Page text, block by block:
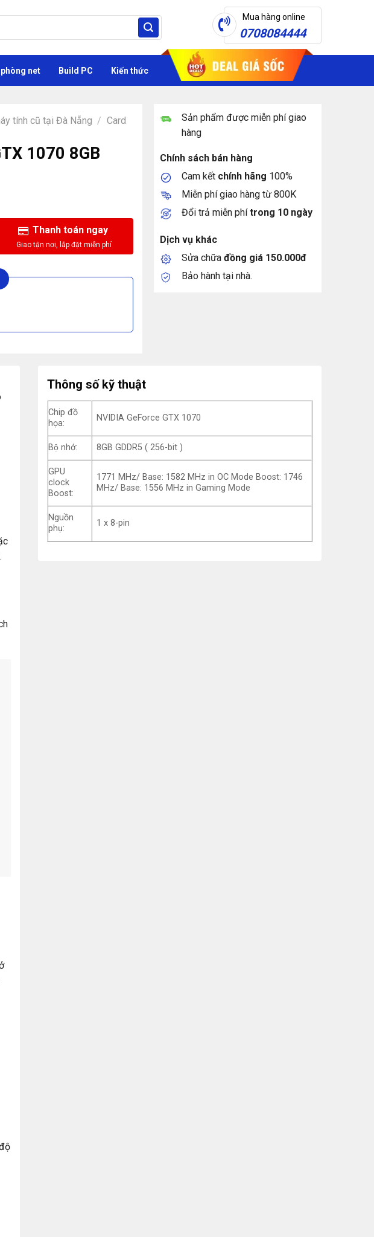
Mua hàng online
0708084444
phòng net Build PC Kiến thức
tính cũ tại Đà Nẵng / Card
1070 8GB
Thanh toán ngay
Sản phẩm được miễn phí giao
hàng
Chính sách bán hàng
Cam kết chính hãng 100%
Miễn phí giao hàng từ 800K
Đổi trả miễn phítrong 10 ngày
Dịch vụ khác
Sửa chữađồng giá 150.000đ
Bảo hành tại nhà.
Thông số kỹ thuật
Chip đồ
họa:
NVIDIA GeForce GTX 1070
Bộ nhớ: 8GB GDDR5 ( 256-bit )
GPU
clock
Boost:
1771 MHz/ Base: 1582 MHz in OC Mode Boost: 1746
MHz/ Base: 1556 MHz in Gaming Mode
Nguồn
phụ:
1 x 8-pin